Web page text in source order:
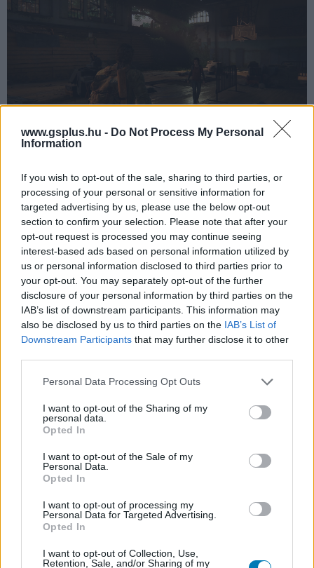
www.gsplus.hu - Do Not Process My Personal
Information
If you wish to opt-out of the sale, sharing to third parties, or
processing of your personal or sensitive information for
targeted advertising by us, please use the below opt-out
section to confirm your selection. Please note that after your
opt-out request is processed you may continue seeing
interest-based ads based on personal information utilized by
us or personal information disclosed to third parties prior to
your opt-out. You may separately opt-out of the further
disclosure of your personal information by third parties on the
IAB’s list of downstream participants. This information may
also be disclosed by us to third parties on the IAB’s List of
Downstream Participants that may further disclose it to other
Please note that this website/app uses one or more Google
not limited to your visit or usage behaviour. You may click to
grant or deny consent to Google and its third-party tags to
use your data for below specified purposes in below Google
consent section.
Personal Data Processing Opt Outs
I want to opt-out of the Sharing of my
personal data.
Opted In
I want to opt-out of the Sale of my
Personal Data.
Opted In
I want to opt-out of processing my
Personal Data for Targeted Advertising.
Opted In
I want to opt-out of Collection, Use,
Retention, Sale, and/or Sharing of my
A DualSense megint hozza a megszokottat: a haptikus
visszajelzések és az adaptív ravaszok ügyes
kombinációjának köszönhetően az ütközetek még
izgalmasabbak, még jobban érezhetjük azt, hogy Joel
nem egy profi mészáros, így minden kilőtt golyónak,
minden bevitt ütésnek tétje van. Érezhetjük a ravasz és
az íjhúr feszülését, az R2 ellenállását, amitől még a harc
közbeni gyors sebkötözés során is jobban izgulunk,
nehogy vérszemet kapjanak és ránk rontsanak
ellenfeleink. Az esőcseppek kopogása finoman rezgeti a
eseményei hatására is a képernyőn látottakhoz illően
mocorog. A 3D Audio támogatása ugyancsak sokat
segít, pontosan halljuk, hol vannak a kattogók, honnan
próbálnak meg a lopakodók ránk támadni, honnan
érkeznek ilyen-olyan zörejek.